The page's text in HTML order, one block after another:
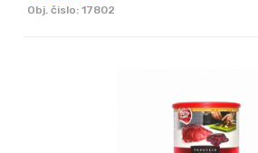
Obj. čislo: 17802